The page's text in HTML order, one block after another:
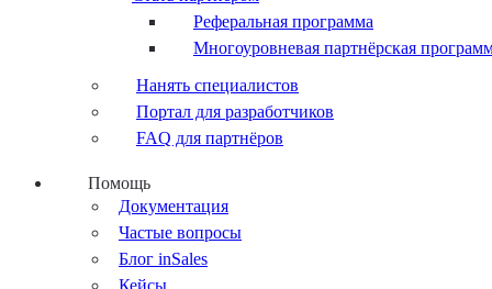
Реферальная программа
Многоуровневая партнёрская
Нанять специалистов
Портал для разработчиков
FAQ для партнёров
Помощь
Документация
Частые вопросы
Блог inSales
Кейсы